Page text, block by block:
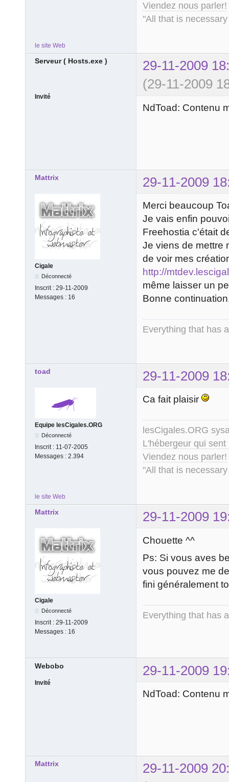
Viendez nous parler!
"All that is
le site Web
Serveur ( Hosts.exe )
29-11-2009
(29-11-2009
Invité
NdToad: Contenu
Mattrix 29-11-2009
Cigale
Déconnecté
Inscrit : 29-11-2009
Messages : 16
Merci beaucoup
Je vais enfin
Freehostia c'était
Je viens de mettre
de voir mes
http://
même laisser un
Bonne
Everything that has
toad 29-11-2009
Equipe lesCigales.ORG
Déconnecté
Inscrit : 11-07-2005
Messages : 2.394
Ca fait plaisir
lesCigales.ORG
L'hébergeur qui
Viendez nous parler!
"All that is
le site Web
Mattrix 29-11-2009
Cigale
Déconnecté
Inscrit : 29-11-2009
Messages : 16
Chouette ^^
Ps: Si vous aves
vous pouvez me
fini généralement
Everything that has
Webobo 29-11-2009
Invité
NdToad: Contenu
Mattrix
29-11-2009